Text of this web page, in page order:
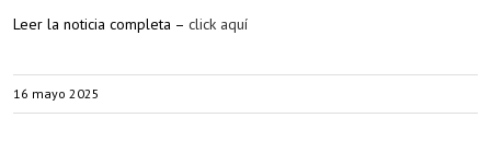
Leer la noticia completa – click aquí
16 mayo 2025